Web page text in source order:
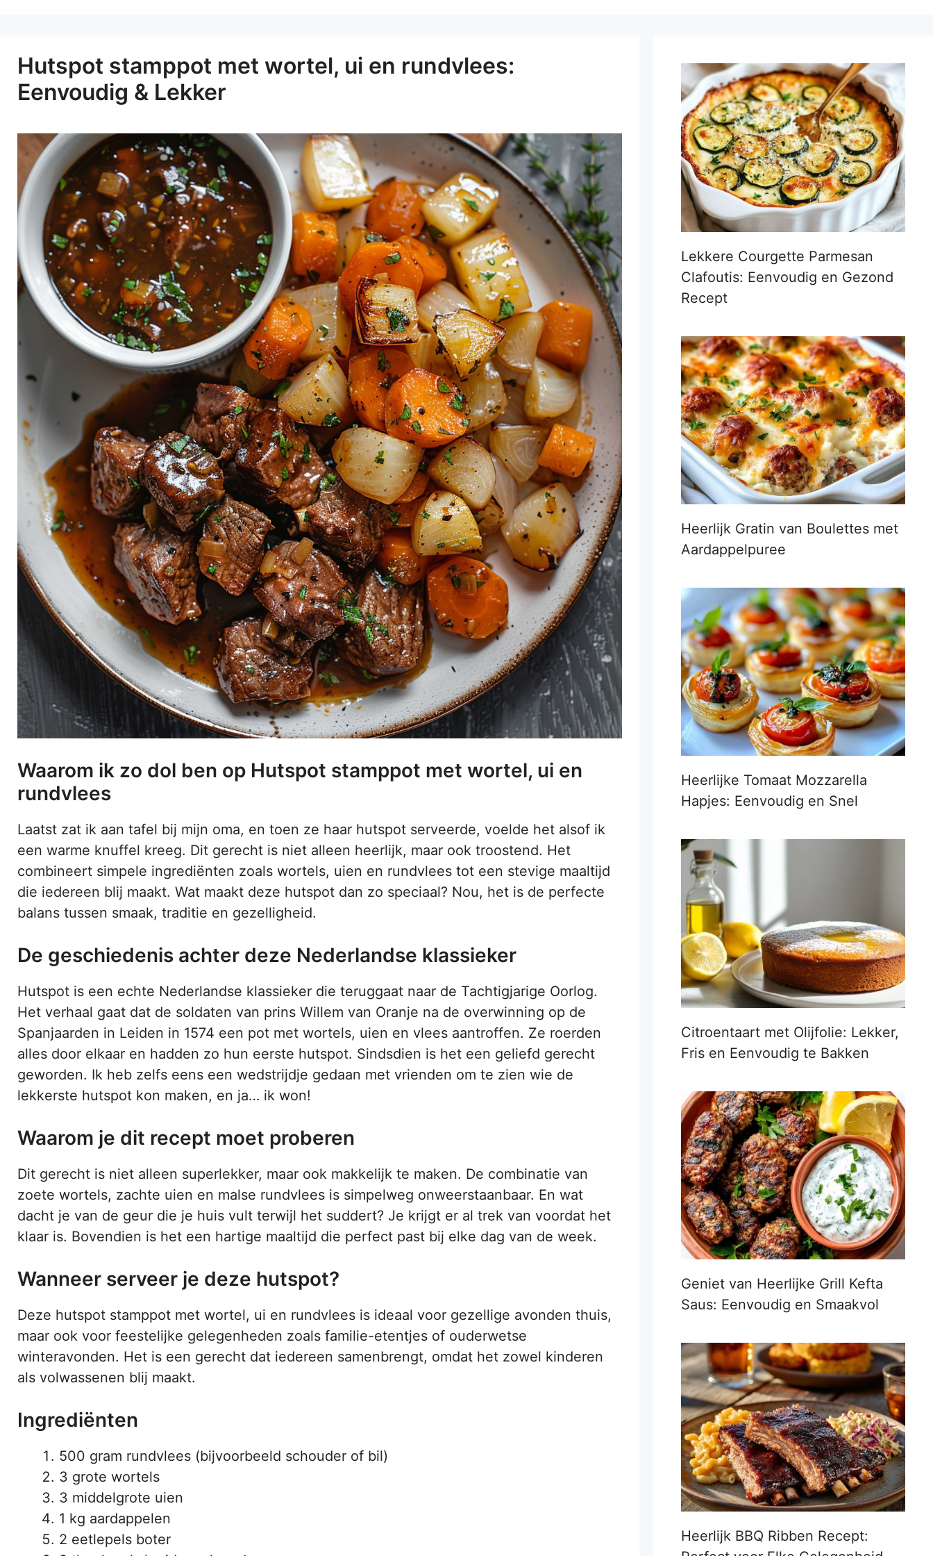
Hutspot stamppot met wortel, ui en rundvlees:
Eenvoudig & Lekker
Waarom ik zo dol ben op Hutspot stamppot met wortel, ui en
rundvlees
Laatst zat ik aan tafel bij mijn oma, en toen ze haar hutspot serveerde, voelde het alsof ik
een warme knuffel kreeg. Dit gerecht is niet alleen heerlijk, maar ook troostend. Het
combineert simpele ingrediënten zoals wortels, uien en rundvlees tot een stevige maaltijd
die iedereen blij maakt. Wat maakt deze hutspot dan zo speciaal? Nou, het is de perfecte
balans tussen smaak, traditie en gezelligheid.
De geschiedenis achter deze Nederlandse klassieker
Hutspot is een echte Nederlandse klassieker die teruggaat naar de Tachtigjarige Oorlog.
Het verhaal gaat dat de soldaten van prins Willem van Oranje na de overwinning op de
Spanjaarden in Leiden in 1574 een pot met wortels, uien en vlees aantroffen. Ze roerden
alles door elkaar en hadden zo hun eerste hutspot. Sindsdien is het een geliefd gerecht
geworden. Ik heb zelfs eens een wedstrijdje gedaan met vrienden om te zien wie de
lekkerste hutspot kon maken, en ja… ik won!
Waarom je dit recept moet proberen
Dit gerecht is niet alleen superlekker, maar ook makkelijk te maken. De combinatie van
zoete wortels, zachte uien en malse rundvlees is simpelweg onweerstaanbaar. En wat
dacht je van de geur die je huis vult terwijl het suddert? Je krijgt er al trek van voordat het
klaar is. Bovendien is het een hartige maaltijd die perfect past bij elke dag van de week.
Wanneer serveer je deze hutspot?
Deze hutspot stamppot met wortel, ui en rundvlees is ideaal voor gezellige avonden thuis,
maar ook voor feestelijke gelegenheden zoals familie-etentjes of ouderwetse
winteravonden. Het is een gerecht dat iedereen samenbrengt, omdat het zowel kinderen
als volwassenen blij maakt.
Ingrediënten
500 gram rundvlees (bijvoorbeeld schouder of bil)
3 grote wortels
3 middelgrote uien
1 kg aardappelen
2 eetlepels boter
Lekkere Courgette Parmesan
Clafoutis: Eenvoudig en Gezond
Recept
Heerlijk Gratin van Boulettes met
Aardappelpuree
Heerlijke Tomaat Mozzarella
Hapjes: Eenvoudig en Snel
Citroentaart met Olijfolie: Lekker,
Fris en Eenvoudig te Bakken
Geniet van Heerlijke Grill Kefta
Saus: Eenvoudig en Smaakvol
Heerlijk BBQ Ribben Recept: